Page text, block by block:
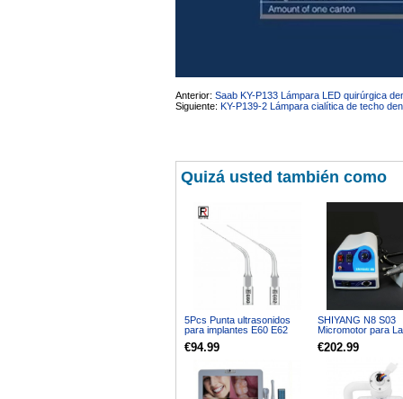
Anterior: Saab KY-P133 Lámpara LED quirúrgica
Siguiente: KY-P139-2 Lámpara cialítica de techo
Quizá usted también como
5Pcs Punta ultrasonidos
para implantes E60 E62
EMS MECTRON
€94.99
SHIYANG N8 S03
Micromotor para
Marathon Pieza de
€202.99